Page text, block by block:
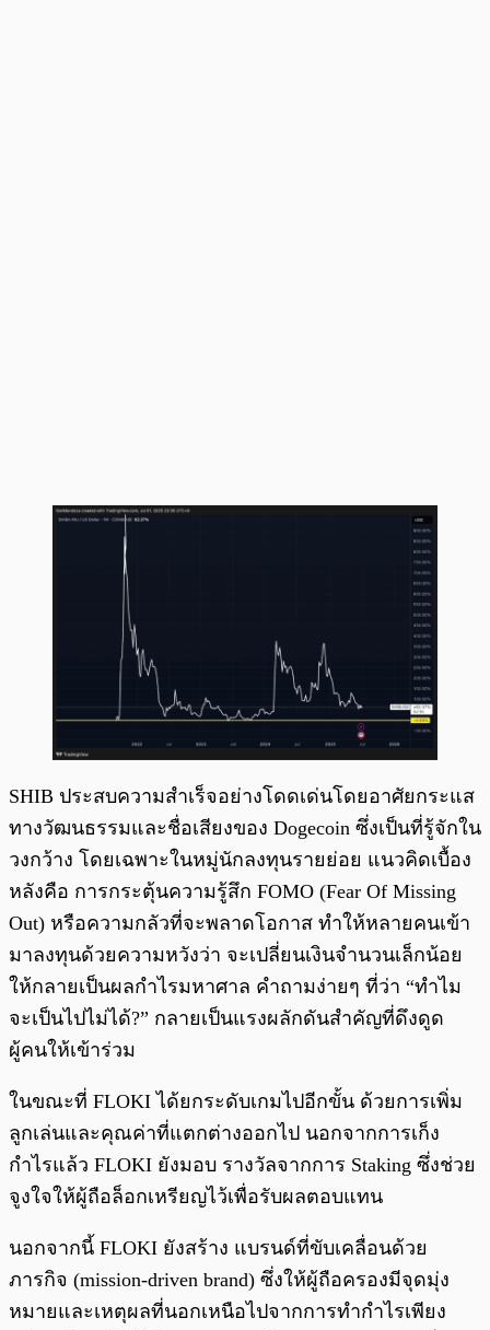
SHIB ประสบความสำเร็จอย่างโดดเด่นโดยอาศัยกระแส
ทางวัฒนธรรมและชื่อเสียงของ Dogecoin ซึ่งเป็นที่รู้จักใน
วงกว้าง โดยเฉพาะในหมู่นักลงทุนรายย่อย แนวคิดเบื้อง
หลังคือ การกระตุ้นความรู้สึก FOMO (Fear Of Missing
Out) หรือความกลัวที่จะพลาดโอกาส ทำให้หลายคนเข้า
มาลงทุนด้วยความหวังว่า จะเปลี่ยนเงินจำนวนเล็กน้อย
ให้กลายเป็นผลกำไรมหาศาล คำถามง่ายๆ ที่ว่า “ทำไม
จะเป็นไปไม่ได้?” กลายเป็นแรงผลักดันสำคัญที่ดึงดูด
ผู้คนให้เข้าร่วม
ในขณะที่ FLOKI ได้ยกระดับเกมไปอีกขั้น ด้วยการเพิ่ม
ลูกเล่นและคุณค่าที่แตกต่างออกไป นอกจากการเก็ง
กำไรแล้ว FLOKI ยังมอบ รางวัลจากการ Staking ซึ่งช่วย
จูงใจให้ผู้ถือล็อกเหรียญไว้เพื่อรับผลตอบแทน
นอกจากนี้ FLOKI ยังสร้าง แบรนด์ที่ขับเคลื่อนด้วย
ภารกิจ (mission-driven brand) ซึ่งให้ผู้ถือครองมีจุดมุ่ง
หมายและเหตุผลที่นอกเหนือไปจากการทำกำไรเพียง